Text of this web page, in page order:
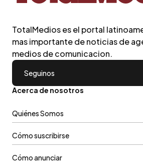
TotalMedios es el portal
mas importante de noticias de
medios de comunicacion.
Seguinos
Acerca de nosotros
Quiénes Somos
Cómo suscribirse
Cómo anunciar